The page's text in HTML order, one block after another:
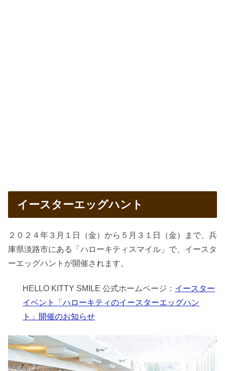
イースターエッグハント
２０２４年３月１日（金）から５月３１日（金）まで、兵
庫県淡路市にある「ハローキティスマイル」で、イースタ
ーエッグハントが開催されます。
HELLO KITTY SMILE 公式ホームページ： イースター
イベント「ハローキティのイースターエッグハン
ト」開催のお知らせ